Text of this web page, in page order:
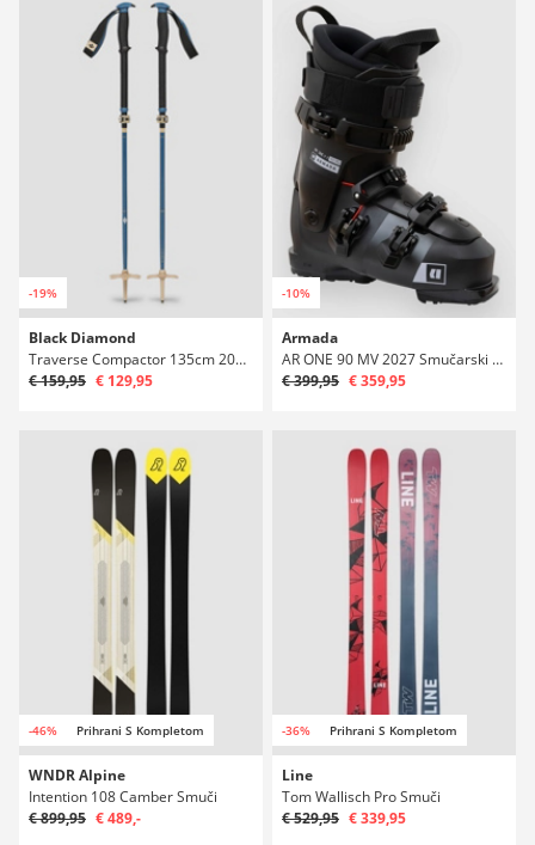
-19%
Black Diamond
Traverse Compactor 135cm 2027 Teleskopske palice
€ 159,95 € 129,95
-10%
Armada
AR ONE 90 MV 2027 Smučarski čevlji
€ 399,95 € 359,95
-46% Prihrani S Kompletom
WNDR Alpine
Intention 108 Camber Smuči
€ 899,95 € 489,-
-36% Prihrani S Kompletom
Line
Tom Wallisch Pro Smuči
€ 529,95 € 339,95